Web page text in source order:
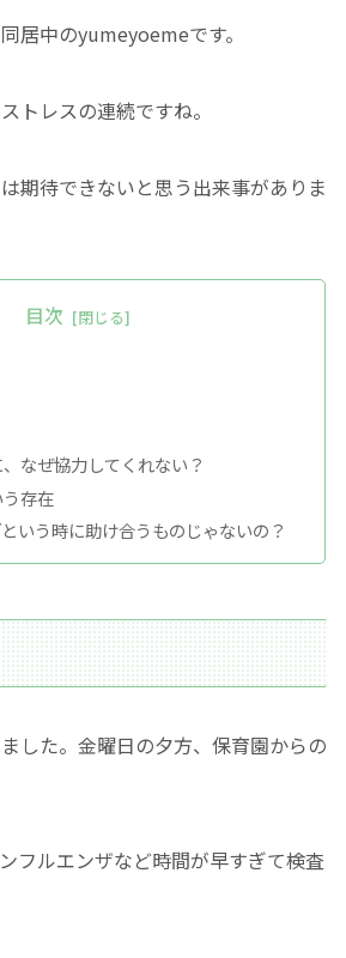
居中のyumeyoemeです。
トレスの連続ですね。
期待できないと思う出来事がありま
目次
なぜ協力してくれない？
存在
いう時に助け合うものじゃないの？
した。金曜日の夕方、保育園からの
フルエンザなど時間が早すぎて検査